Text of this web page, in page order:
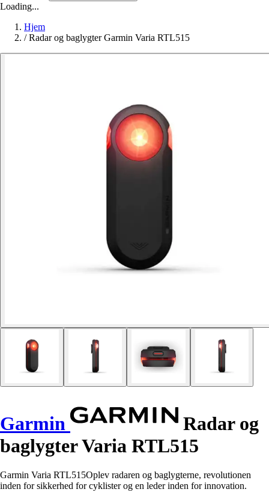
Loading...
Hjem
/ Radar og baglygter Garmin Varia RTL515
Garmin
Radar og
baglygter Varia RTL515
Garmin Varia RTL515Oplev radaren og baglygterne, revolutionen
inden for sikkerhed for cyklister og en leder inden for innovation.